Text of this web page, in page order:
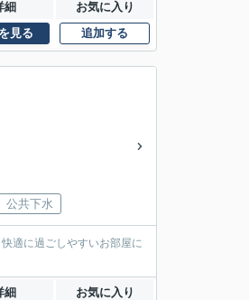
細 お気に入り
見る 追加する
公共下水
適に過ごしやすいお部屋に
細 お気に入り